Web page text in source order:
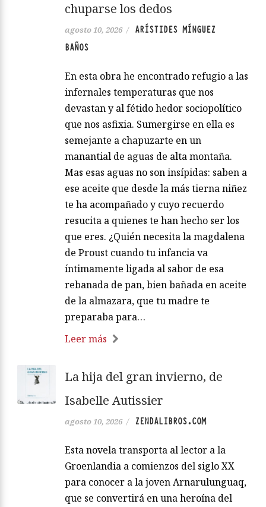
chuparse los dedos
agosto 10, 2026 /
ARÍSTIDES MÍNGUEZ
BAÑOS
En esta obra he encontrado refugio a las
infernales temperaturas que nos
devastan y al fétido hedor sociopolítico
que nos asfixia. Sumergirse en ella es
semejante a chapuzarte en un
manantial de aguas de alta montaña.
Mas esas aguas no son insípidas: saben a
ese aceite que desde la más tierna niñez
te ha acompañado y cuyo recuerdo
resucita a quienes te han hecho ser los
que eres. ¿Quién necesita la magdalena
de Proust cuando tu infancia va
íntimamente ligada al sabor de esa
rebanada de pan, bien bañada en aceite
de la almazara, que tu madre te
preparaba para…
Leer más
La hija del gran invierno, de
Isabelle Autissier
agosto 10, 2026 / ZENDALIBROS.COM
Esta novela transporta al lector a la
Groenlandia a comienzos del siglo XX
para conocer a la joven Arnarulunguaq,
que se convertirá en una heroína del